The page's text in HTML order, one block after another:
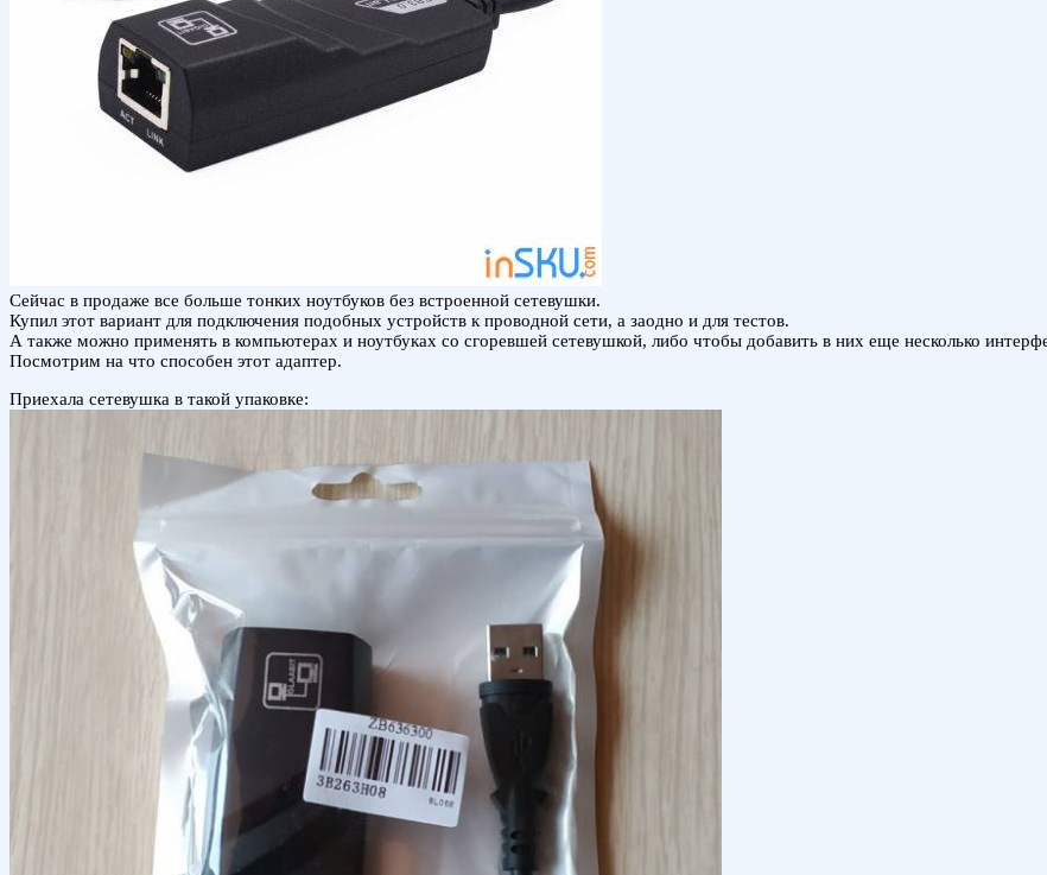
Сейчас в продаже все больше тонких ноутбуков без встроенной сетевушки.
Купил этот вариант для подключения подобных устройств к проводной сети, а заодно и для тестов.
А также можно применять в компьютерах и ноутбуках со сгоревшей сетевушкой, либо чтобы добавить в них еще несколько
Посмотрим на что способен этот адаптер.
Приехала сетевушка в такой упаковке: